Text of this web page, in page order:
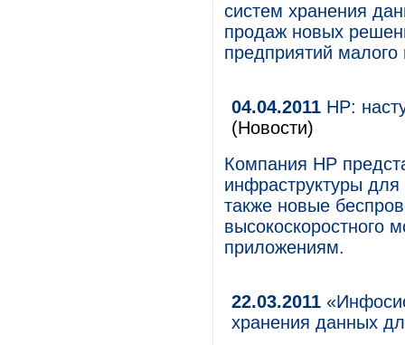
систем хранения
продаж новых
предприятий малого
04.04.2011 HP:
(Новости)
Компания HP
инфраструктуры
также новые
высокоскоростного
приложениям.
22.03.2011
хранения данных